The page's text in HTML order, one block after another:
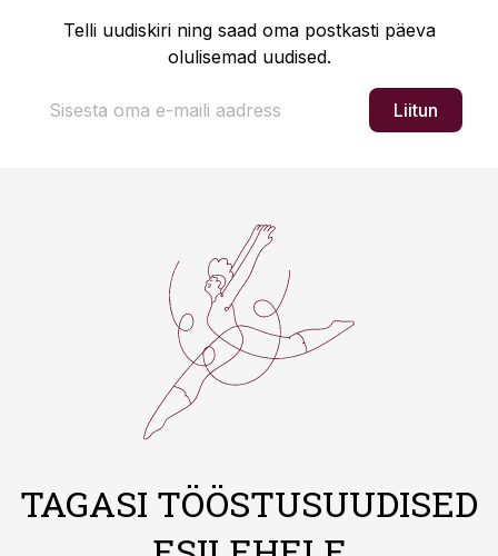
Telli uudiskiri ning saad oma postkasti päeva
olulisemad uudised.
Liitun
TAGASI TÖÖSTUSUUDISED